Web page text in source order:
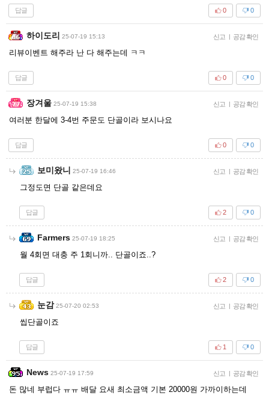
답글 0
0
하이도리 25-07-19 15:13 신고 | 공감 확인
리뷰이벤트 해주라 난 다 해주는데 ㅋㅋ
답글 0
0
장겨울 25-07-19 15:38 신고 | 공감 확인
여러분 한달에 3-4번 주문도 단골이라 보시나요
답글 0
0
보미왔니 25-07-19 16:46 신고 | 공감 확인
그정도면 단골 같은데요
답글 0
2
Farmers 25-07-19 18:25 신고 | 공감 확인
월 4회면 대충 주 1회니까.. 단골이죠..?
답글 0
2
눈감 25-07-20 02:53 신고 | 공감 확인
씹단골이죠
답글 0
1
News 25-07-19 17:59 신고 | 공감 확인
돈 많네 부럽다 ㅠㅠ 배달 요새 최소금액 기본 20000원 가까이하는데